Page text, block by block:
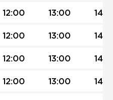
12:00 13:00
12:00 13:00
12:00 13:00
12:00 13:00